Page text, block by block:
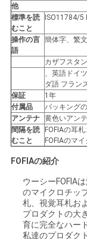
他
標準を読
むこと
ISO11784/5
操作の言
語
簡体字、繁
カザフスタ
、英語ドイ
ダ語 フラン
保証
1年
付属品
パッキング
アンテナ 黄色いアン
間隔を読
むこと
FOFIAの耳
FOFIAのマ
FOFIAの紹介
ウーシーFOFIA
のマイクロチッ
札、視覚耳札お
プロダクトの大
育に完全なハー
私達のプロダク